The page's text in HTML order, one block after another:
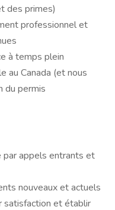
des primes)
professionnel et
à temps plein
au Canada (et nous
du permis
par appels entrants et
nouveaux et actuels
satisfaction et établir